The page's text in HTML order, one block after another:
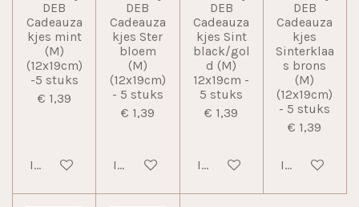
DEB
Cadeauza
kjes mint
(M)
(12x19cm)
-5 stuks
€ 1,39
In winkelwagen
DEB
Cadeauza
kjes Ster
bloem
(M)
(12x19cm)
- 5 stuks
€ 1,39
In winkelwagen
DEB
Cadeauza
kjes Sint
black/gol
d (M)
12x19cm -
5 stuks
€ 1,39
In winkelwagen
DEB
Cadeauza
kjes
Sinterklaa
s brons
(M)
(12x19cm)
- 5 stuks
€ 1,39
In